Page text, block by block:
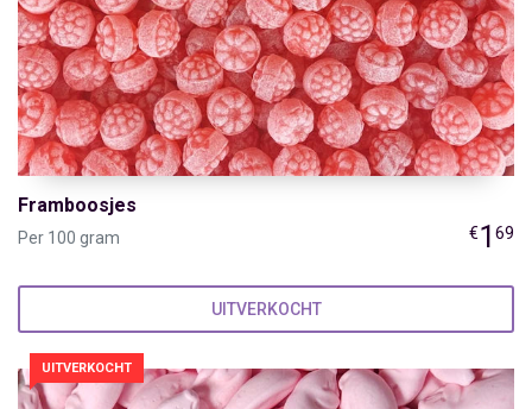
Framboosjes
Per 100 gram €1 69
UITVERKOCHT
UITVERKOCHT